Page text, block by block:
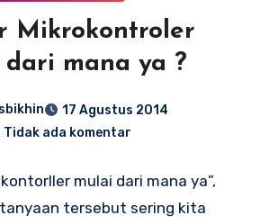
Mikrokontroler
mana ya ?
17 Agustus 2014
Tidak ada komentar
mulai dari mana ya”,
tersebut sering kita